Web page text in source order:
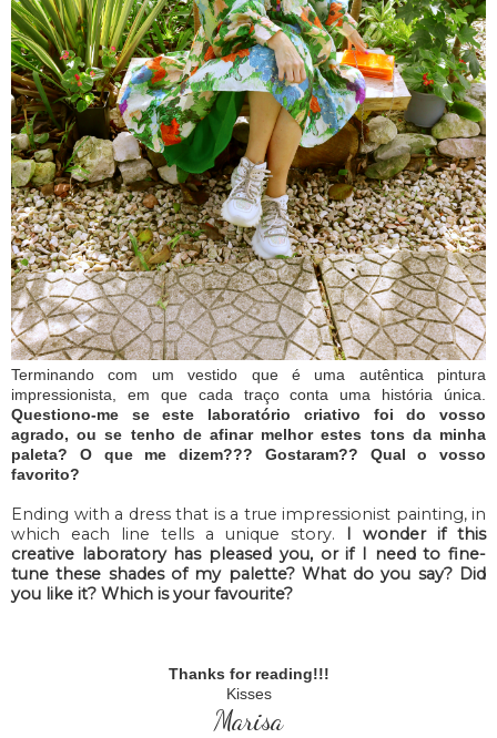
Terminando com um vestido que é uma autêntica pintura
impressionista, em que cada traço conta uma história única.
Questiono-me se este laboratório criativo foi do vosso
agrado, ou se tenho de afinar melhor estes tons da minha
paleta? O que me dizem??? Gostaram?? Qual o vosso
favorito?
Ending with a dress that is a true impressionist painting, in
which each line tells a unique story.
I wonder if this
creative laboratory has pleased you, or if I need to fine-
tune these shades of my palette? What do you say? Did
you like it? Which is your favourite?
Thanks for reading!!!
Kisses
Marisa